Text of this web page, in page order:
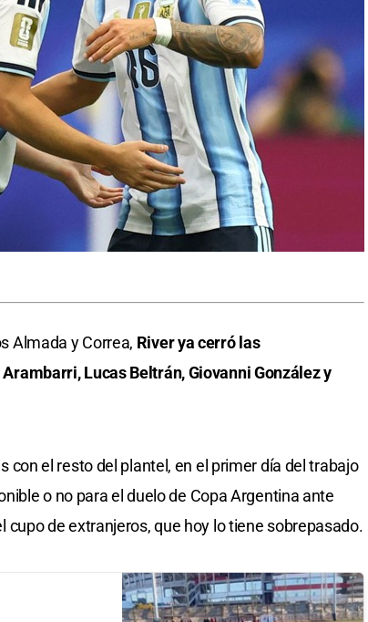
Almada y Correa, River ya cerró las
Lucas Beltrán, Giovanni González y
el resto del plantel, en el primer día del trabajo
o no para el duelo de Copa Argentina ante
de extranjeros, que hoy lo tiene sobrepasado.